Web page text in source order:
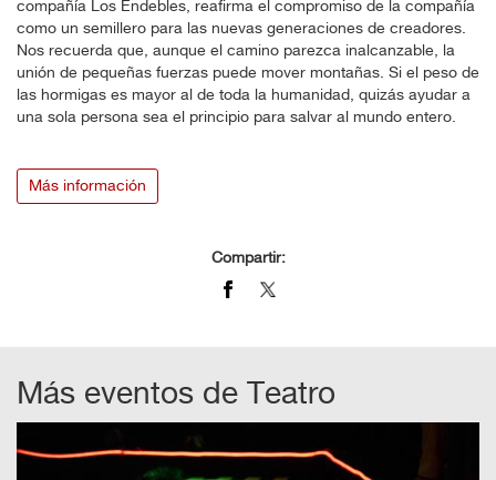
compañía Los Endebles, reafirma el compromiso de la compañía
como un semillero para las nuevas generaciones de creadores.
Nos recuerda que, aunque el camino parezca inalcanzable, la
unión de pequeñas fuerzas puede mover montañas. Si el peso de
las hormigas es mayor al de toda la humanidad, quizás ayudar a
una sola persona sea el principio para salvar al mundo entero.
Más información
Compartir:
Más eventos de Teatro